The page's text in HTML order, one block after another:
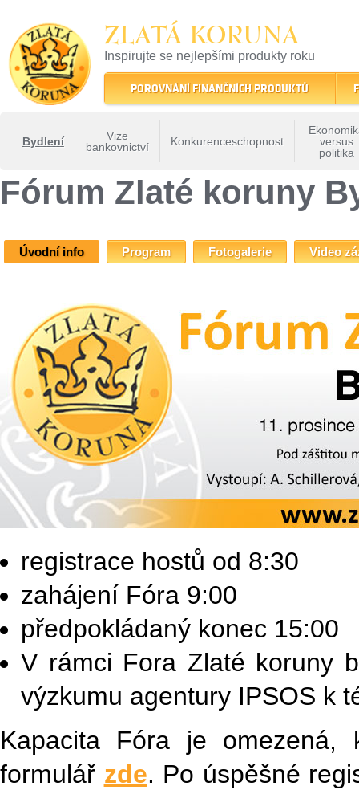
ZLATÁ KORUNA
Inspirujte se nejlepšími produkty roku
22 let tradice a kvality na finančním trhu
POROVNÁNÍ FINANČNÍCH PRODUKTŮ
Bydlení
Vize
bankovnictví
Konkurenceschopnost
versus
politika
Fórum Zlaté koruny
Úvodní info Program Fotogalerie Video
registrace hostů od 8:30
zahájení Fóra 9:00
předpokládaný konec 15:00
V rámci Fora Zlaté koruny
výzkumu agentury IPSOS k
Kapacita Fóra je omezená,
formulář zde. Po úspěšné